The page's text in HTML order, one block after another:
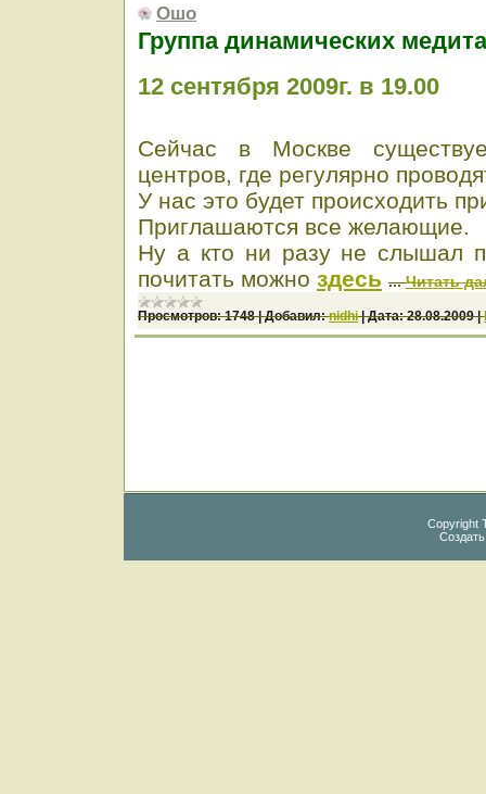
Ошо
Группа динамических
12 сентября 2009г. в 19.00
Сейчас в Москве
центров, где регулярно
У нас это будет происходить
Приглашаются все желающие.
Ну а кто ни разу не слышал
почитать можно здесь ...Читать
Просмотров: 1748 |Добавил: nidhi |Дата: 28.08.2009 |
Copyright